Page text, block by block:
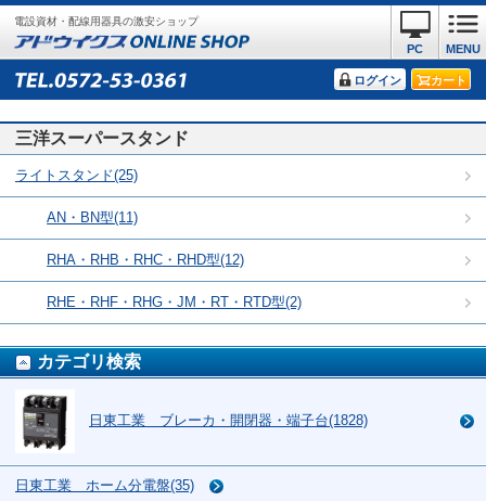
電設資材・配線用器具の激安ショップ
MENU
PC
ログイン カート
三洋スーパースタンド
ライトスタンド(25)
AN・BN型(11)
RHA・RHB・RHC・RHD型(12)
RHE・RHF・RHG・JM・RT・RTD型(2)
カテゴリ検索
日東工業 ブレーカ・開閉器・端子台(1828)
日東工業 ホーム分電盤(35)